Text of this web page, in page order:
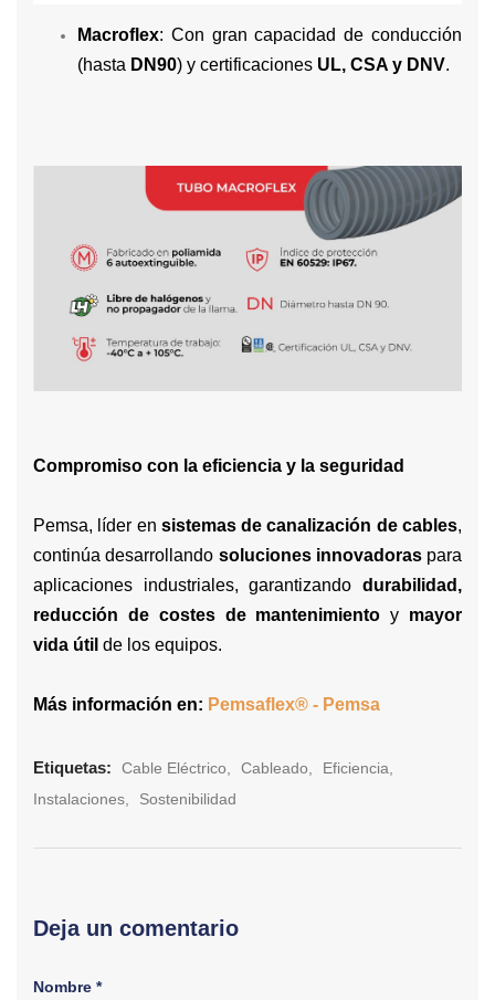
Macroflex: Con gran capacidad de conducción
(hasta DN90) y certificaciones UL, CSA y DNV.
Compromiso con la eficiencia y la seguridad
Pemsa, líder en sistemas de canalización de cables,
continúa desarrollando soluciones innovadoraspara
aplicaciones industriales, garantizando durabilidad,
reducción de costes de mantenimiento y mayor
vida útil de los equipos.
Más información en: Pemsaflex® - Pemsa
Etiquetas: Cable Eléctrico Cableado
Eficiencia
Instalaciones
Sostenibilidad
Deja un comentario
Nombre *